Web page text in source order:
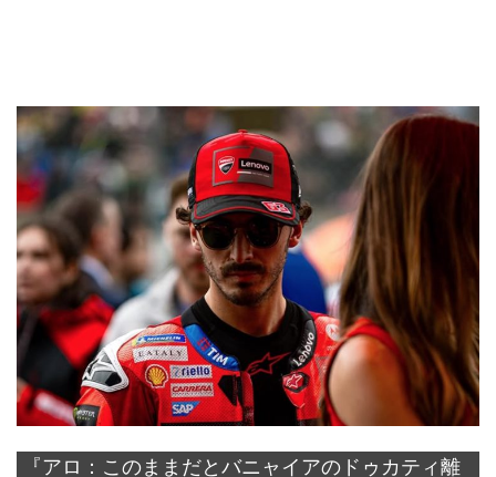
『アロ：このままだとバニャイアのドゥカティ離